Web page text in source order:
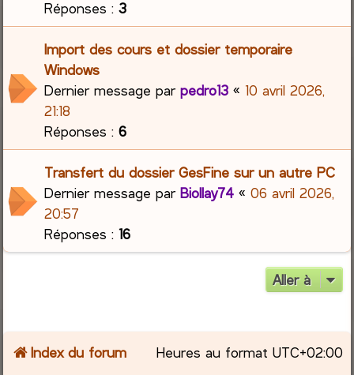
Réponses :3
Import des cours et dossier temporaire
Windows
Dernier message parpedro13 « 10 avril 2026,
21:18
Réponses :6
Transfert du dossier GesFine sur un autre PC
Dernier message parBiollay74 «06 avril 2026,
20:57
Réponses :16
Aller à
Index du forum Heures au format UTC+02:00